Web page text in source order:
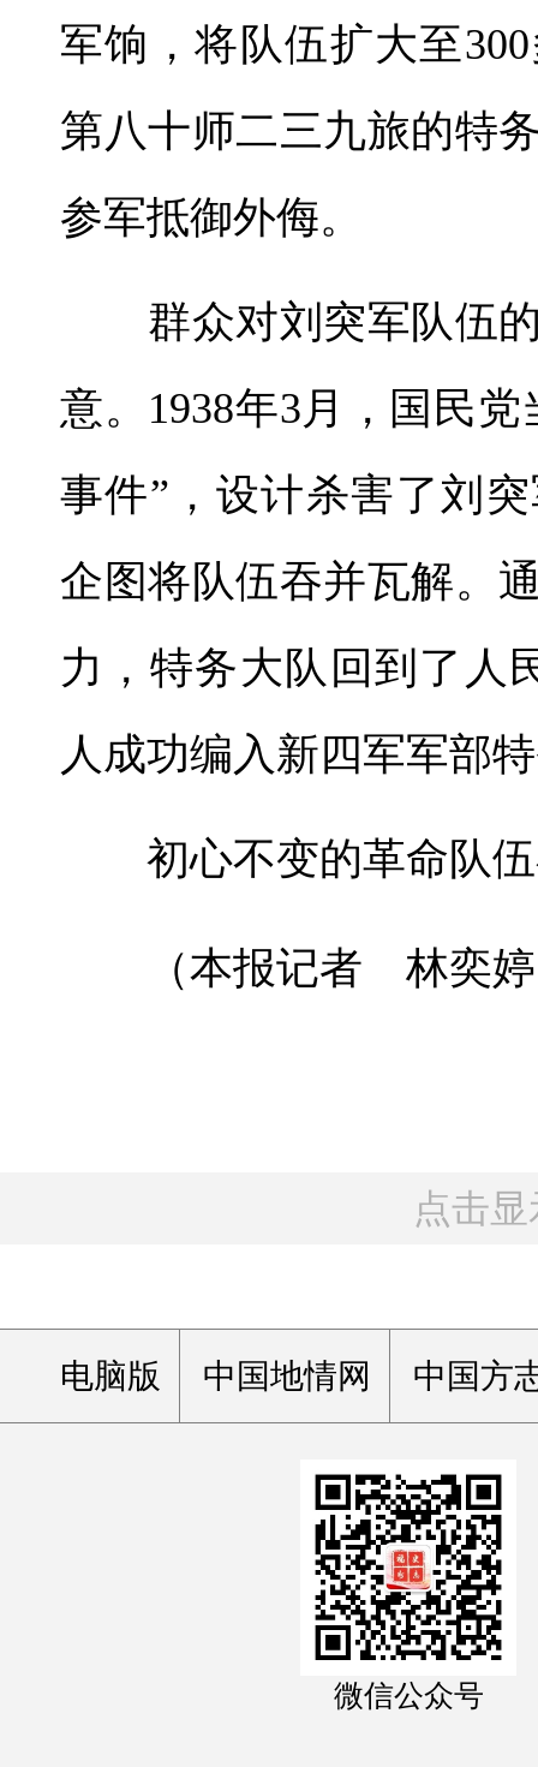
军饷，将队伍扩大至
第八十师二三九旅的特
参军抵御外侮。
群众对刘突军队伍的
意。1938年3月，国民
事件”，设计杀害了刘
企图将队伍吞并瓦解。
力，特务大队回到了人
人成功编入新四军军部
初心不变的革命队伍
（本报记者 林奕婷
点击
电脑版 中国地情网 中国方
微信公众号